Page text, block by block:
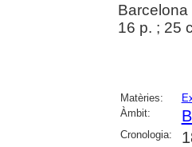
Barcelona
16 p. ; 25
Matèries:
Àmbit:
Cronologia: